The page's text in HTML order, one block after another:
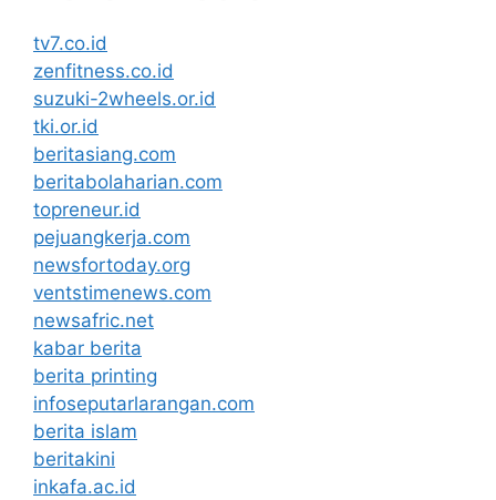
tv7.co.id
zenfitness.co.id
suzuki-2wheels.or.id
tki.or.id
beritasiang.com
beritabolaharian.com
topreneur.id
pejuangkerja.com
newsfortoday.org
ventstimenews.com
newsafric.net
kabar berita
berita printing
infoseputarlarangan.com
berita islam
beritakini
inkafa.ac.id